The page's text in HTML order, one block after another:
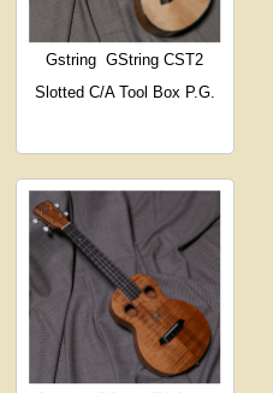
Gstring GString CST2
Slotted C/A Tool Box P.G.